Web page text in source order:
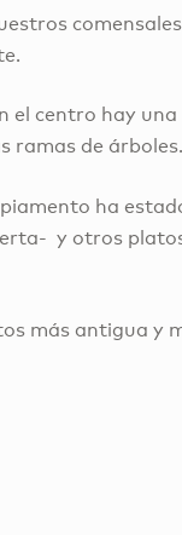
centro hay
ramas de árboles.
ha
y otros
más antigua y